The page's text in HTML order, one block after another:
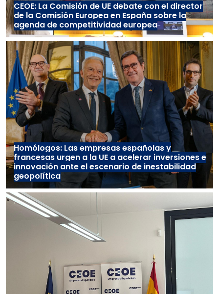
CEOE: La Comisión de UE debate con el director
de la Comisión Europea en España sobre la
agenda de competitividad europea
Homólogos: Las empresas españolas y
francesas urgen a la UE a acelerar inversiones e
innovación ante el escenario de inestabilidad
geopolítica